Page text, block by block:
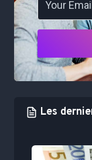
Les